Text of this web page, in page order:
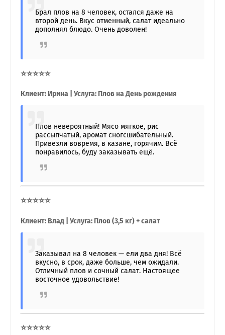
Брал плов на 8 человек, остался даже на
второй день. Вкус отменный, салат идеально
дополнял блюдо. Очень доволен!
⭐⭐⭐⭐⭐
Клиент: Ирина | Услуга: Плов на День рождения
Плов невероятный! Мясо мягкое, рис
рассыпчатый, аромат сногсшибательный.
Привезли вовремя, в казане, горячим. Всё
понравилось, буду заказывать ещё.
⭐⭐⭐⭐⭐
Клиент: Влад | Услуга: Плов (3,5 кг) + салат
Заказывал на 8 человек — ели два дня! Всё
вкусно, в срок, даже больше, чем ожидали.
Отличный плов и сочный салат. Настоящее
восточное удовольствие!
⭐⭐⭐⭐⭐